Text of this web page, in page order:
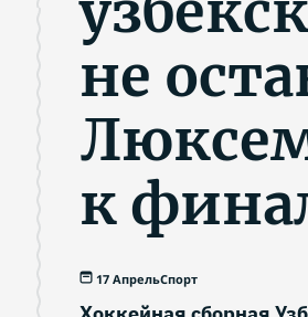
не
к
17 АпрельСпорт